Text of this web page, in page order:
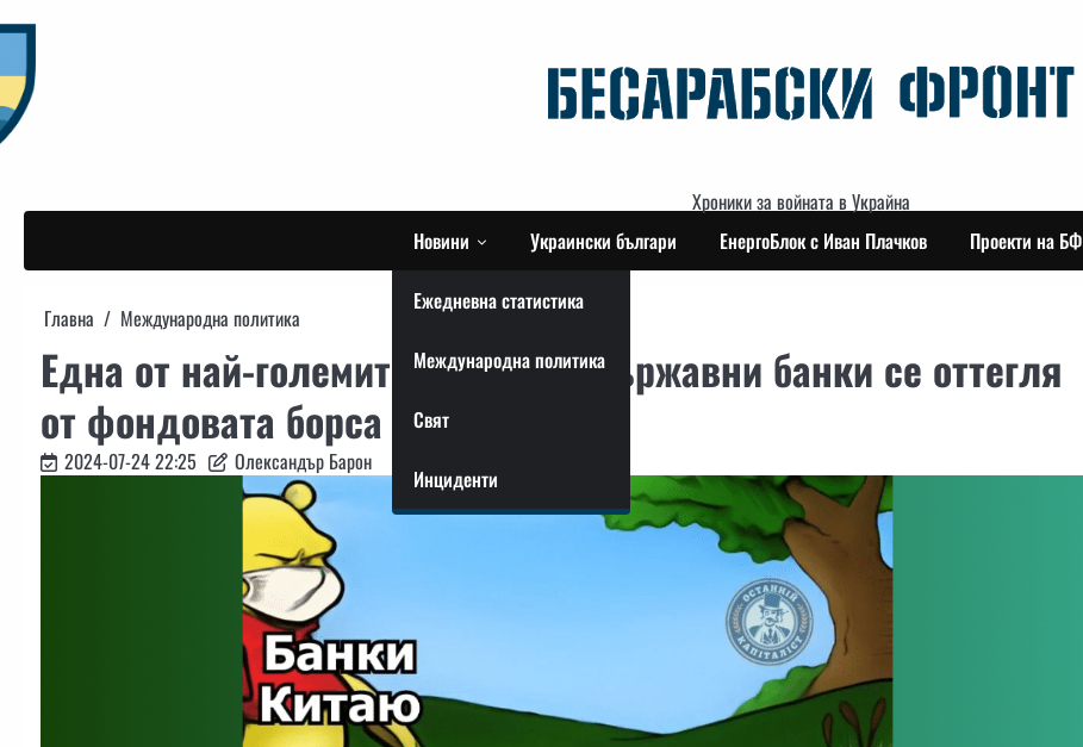
to
content
Хроники за войната в Украйна
Новини
Ежедневна статистика
Международна политика
Свят
Инциденти
Украински българи ЕнергоБлок с Иван Плачков Проекти на БФ
Главна Международна политика
Една от най-големите китайски държавни банки се оттегля
от фондовата борса в Москва.
2024-07-24 22:25 Олександър Барон